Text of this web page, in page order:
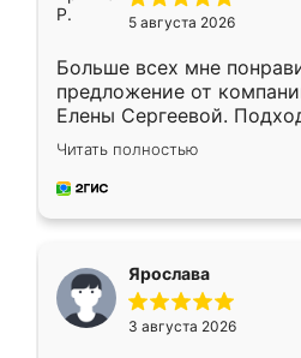
5 августа 2026
Больше всех мне
предложение от
Елены Сергеевой.
короткие сроки
для замера сотрудник
предложил по моему
Читать полностью
Ярослава
3 августа 2026